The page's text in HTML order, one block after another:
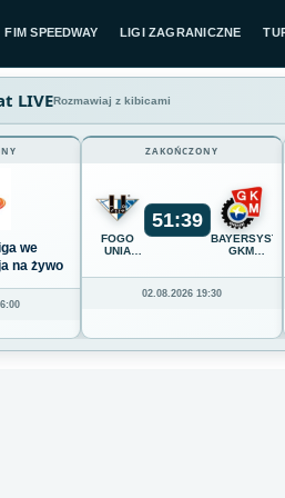
FIM SPEEDWAY LIGI ZAGRANICZNE
LIVERozmawiaj z kibicami
we
na żywo
ZAKOŃCZONY
FOGO
UNIA
51:39
GKM
02.08.2026 19:30